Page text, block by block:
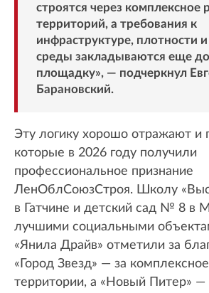
строятся через комплексное
территорий, а требования к
инфраструктуре, плотности и
среды закладываются еще
площадку», — подчеркнул
Барановский.
Эту логику хорошо отражают и
которые в 2026 году получили
профессиональное признание
ЛенОблСоюзСтроя. Школу
в Гатчине и детский сад № 8 в
лучшими социальными
«Янила Драйв» отметили за
«Город Звезд» — за
территории, а «Новый Питер» —